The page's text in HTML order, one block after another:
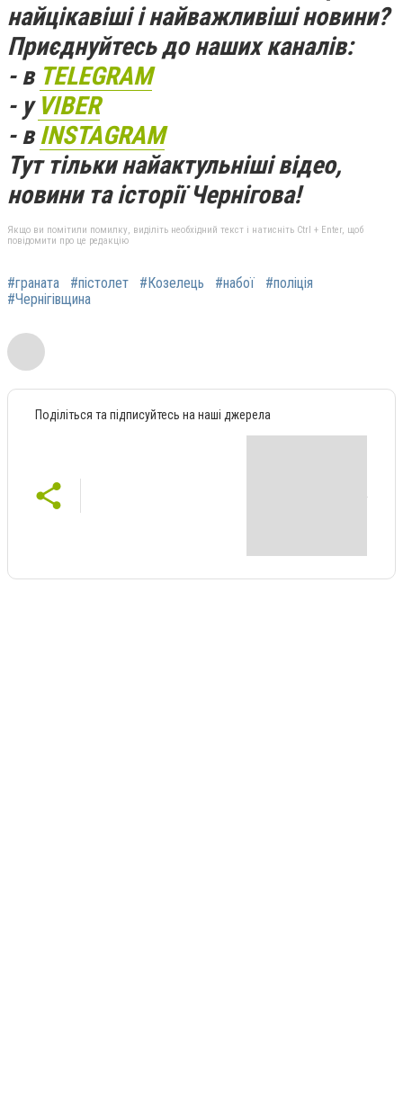
найцікавіші і найважливіші новини?
Приєднуйтесь до наших каналів:
- в TELEGRAM
- у VIBER
- вINSTAGRAM
Тут тільки найактульніші відео,
новини та історії Чернігова!
Якщо ви помітили помилку, виділіть необхідний текст і натисніть Ctrl + Enter, щоб
повідомити про це редакцію
#граната #пістолет #Козелець #набої
#поліція
#Чернігівщина
Поділіться та підписуйтесь на наші джерела